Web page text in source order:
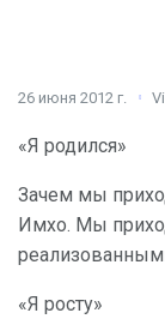
26 июня 2012 г.
«Я родился»
Зачем мы
Имхо. Мы
«Я росту»